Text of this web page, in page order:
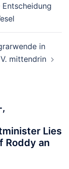
in
mittendrin
Lies
Roddy an